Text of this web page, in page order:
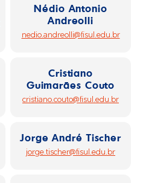
Nédio Antonio
Andreolli
nedio.andreolli@fisul.edu.br
Cristiano
Guimarães Couto
cristiano.couto@fisul.edu.br
Jorge André Tischer
jorge.tischer@fisul.edu.br